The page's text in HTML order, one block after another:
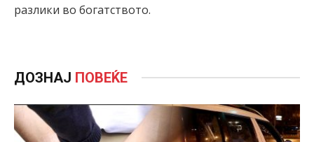
разлики во богатството.
ДОЗНАЈ ПОВЕЌЕ